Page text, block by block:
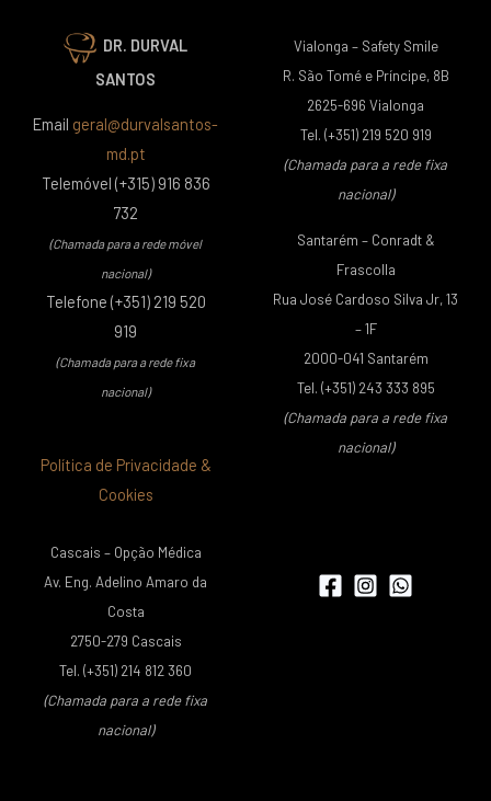
DR. DURVAL
SANTOS
Email geral@durvalsantos-
md.pt
Telemóvel (+315) 916 836
732
(Chamada para a rede móvel
nacional)
Telefone (+351) 219 520
919
(Chamada para a rede fixa
nacional)
Política de Privacidade &
Cookies
Vialonga – Safety Smile
R. São Tomé e Príncipe, 8B
2625-696 Vialonga
Tel. (+351) 219 520 919
(Chamada para a rede fixa
nacional)
Santarém – Conradt &
Frascolla
Rua José Cardoso Silva Jr, 13
– 1F
2000-041 Santarém
Tel. (+351) 243 333 895
(Chamada para a rede fixa
nacional)
Cascais – Opção Médica
Av. Eng. Adelino Amaro da
Costa
2750-279 Cascais
Tel. (+351) 214 812 360
(Chamada para a rede fixa
nacional)